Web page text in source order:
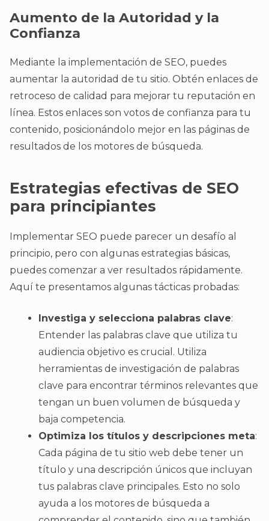
Aumento de la Autoridad y la
Confianza
Mediante la implementación de SEO, puedes
aumentar la autoridad de tu sitio. Obtén enlaces de
retroceso de calidad para mejorar tu reputación en
línea. Estos enlaces son votos de confianza para tu
contenido, posicionándolo mejor en las páginas de
resultados de los motores de búsqueda.
Estrategias efectivas de SEO
para principiantes
Implementar SEO puede parecer un desafío al
principio, pero con algunas estrategias básicas,
puedes comenzar a ver resultados rápidamente.
Aquí te presentamos algunas tácticas probadas:
Investiga y selecciona palabras clave:
Entender las palabras clave que utiliza tu
audiencia objetivo es crucial. Utiliza
herramientas de investigación de palabras
clave para encontrar términos relevantes que
tengan un buen volumen de búsqueda y
baja competencia.
Optimiza los títulos y descripciones meta:
Cada página de tu sitio web debe tener un
título y una descripción únicos que incluyan
tus palabras clave principales. Esto no solo
ayuda a los motores de búsqueda a